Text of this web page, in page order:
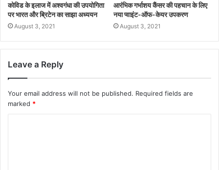
कोविड के इलाज में अश्वगंधा की उपयोगिता
पर भारत और ब्रिटेन का साझा अध्ययन
August 3, 2021
आरंभिक गर्भाशय कैंसर की पहचान के लिए
नया प्वाइंट-ऑफ-केयर उपकरण
August 3, 2021
Leave a Reply
Your email address will not be published. Required fields are
marked *